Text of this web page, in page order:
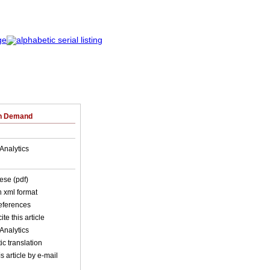
Demand
(pdf)
xml format
this article
translation
article by e-mail